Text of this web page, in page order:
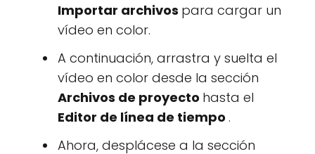
Importar archivos para cargar un
vídeo en color.
A continuación, arrastra y suelta el
vídeo en color desde la sección
Archivos de proyecto hasta el
Editor de línea de tiempo .
Ahora, desplácese a la sección